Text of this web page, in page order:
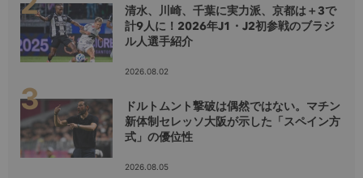
清水、川崎、千葉に実力派、京都は＋3で
計9人に！2026年J1・J2初参戦のブラジ
ル人選手紹介
2026.08.02
ドルトムント撃破は偶然ではない。マチン
新体制セレッソ大阪が示した「スペイン方
式」の優位性
2026.08.05